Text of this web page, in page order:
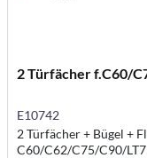
2 Türfächer f.C60/
E10742
2 Türfächer + Bügel +
C60/C62/C75/C90/